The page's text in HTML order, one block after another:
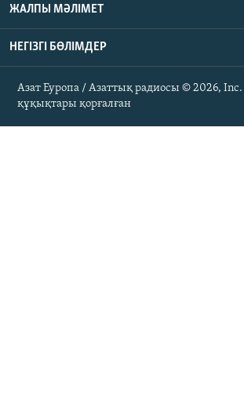
ЖАЛПЫ МӘЛІМЕТ
НЕГІЗГІ БӨЛІМДЕР
Азат Еуропа / Азаттық радиосы © 2026,
құқықтары қорғалған